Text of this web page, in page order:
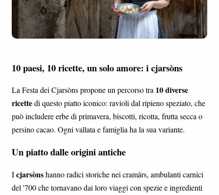
10 paesi, 10 ricette, un solo amore: i cjarsòns
La Festa dei Cjarsòns propone un percorso tra 10 diverse
ricettedi questo piatto iconico: ravioli dal ripieno speziato, che
può includere erbe di primavera, biscotti, ricotta, frutta secca o
persino cacao. Ogni vallata e famiglia ha la sua variante.
Un piatto dalle origini antiche
Icjarsònshanno radici storiche nei cramârs, ambulanti carnici
del '700 che tornavano dai loro viaggi con spezie e ingredienti